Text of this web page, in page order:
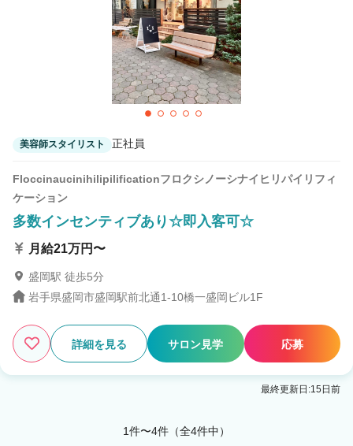
美容師スタイリスト 正社員
Floccinaucinihilipilificationフロクシノーシナイヒリパイリフィ
ケーション
多数インセンティブあり☆即入客可☆
月給21万円〜
盛岡駅 徒歩5分
岩手県盛岡市盛岡駅前北通1-10橋一盛岡ビル1F
詳細を見る サロン見学 応募
最終更新日:15日前
1件〜4件（全4件中）